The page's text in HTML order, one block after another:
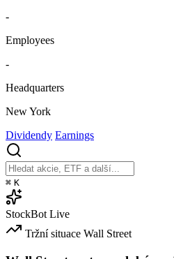
-
Employees
-
Headquarters
New York
Dividendy Earnings
⌘ K
StockBot Live
Tržní situace Wall Street